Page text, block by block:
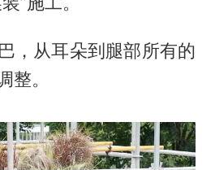
，从耳朵到腿部所有的
整。